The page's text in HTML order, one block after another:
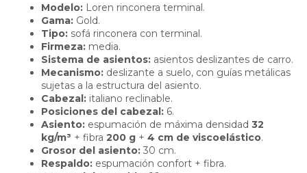
Modelo: Loren rinconera terminal.
Gama: Gold.
Tipo: sofá rinconera con terminal.
Firmeza: media.
Sistema de asientos: asientos deslizantes de carro.
Mecanismo: deslizante a suelo, con guías metálicas
sujetas a la estructura del asiento.
Cabezal: italiano reclinable.
Posiciones del cabezal: 6.
Asiento: espumación de máxima densidad 32
kg/m³ + fibra 200 g + 4 cm de viscoelástico.
Grosor del asiento: 30 cm.
Respaldo: espumación confort + fibra.